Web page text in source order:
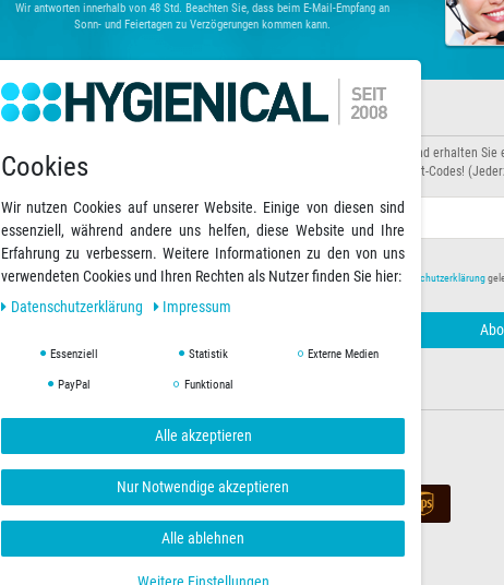
Wir antworten innerhalb von 48 Std. Beachten Sie, dass beim E-Mail-Empfang an
Sonn- und Feiertagen zu Verzögerungen kommen kann.
Informationen
Über uns
Zahlungsarten
Warenkorb
Newsletter abonnieren
Abonnieren Sie unseren Newsletter und erhalten
Sonderaktionen sowie exklusive Rabatt-Codes!
E-MAIL **
Hiermit bestätige ich, dass ich dieDaten­schutz­erklärung
RECHNUNG
Versandoptionen
Cookies
Wir nutzen Cookies auf unserer Website. Einige von diesen sind
essenziell, während andere uns helfen, diese Website und Ihre
Erfahrung zu verbessern. Weitere Informationen zu den von uns
verwendeten Cookies und Ihren Rechten als Nutzer finden Sie hier:
Daten­schutz­erklärung
Impressum
Essenziell Statistik Externe Medien
PayPal Funktional
Alle akzeptieren
Nur Notwendige akzeptieren
Alle ablehnen
Weitere Einstellungen